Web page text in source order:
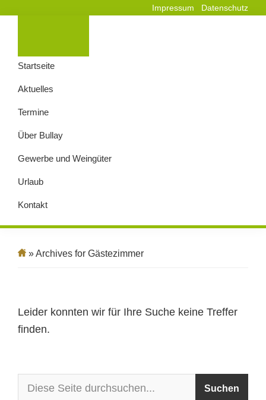
Impressum Datenschutz
Startseite
Aktuelles
Termine
Über Bullay
Gewerbe und Weingüter
Urlaub
Kontakt
» Archives for Gästezimmer
Leider konnten wir für Ihre Suche keine Treffer
finden.